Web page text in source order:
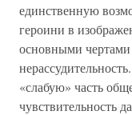
единственную
героини в
основными чертами
«слабую» часть
чувствительность